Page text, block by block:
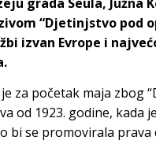
“Djetinjstvo pod
izvan Evrope i
za početak maja zbog
od 1923. godine, kada
bi se promovirala